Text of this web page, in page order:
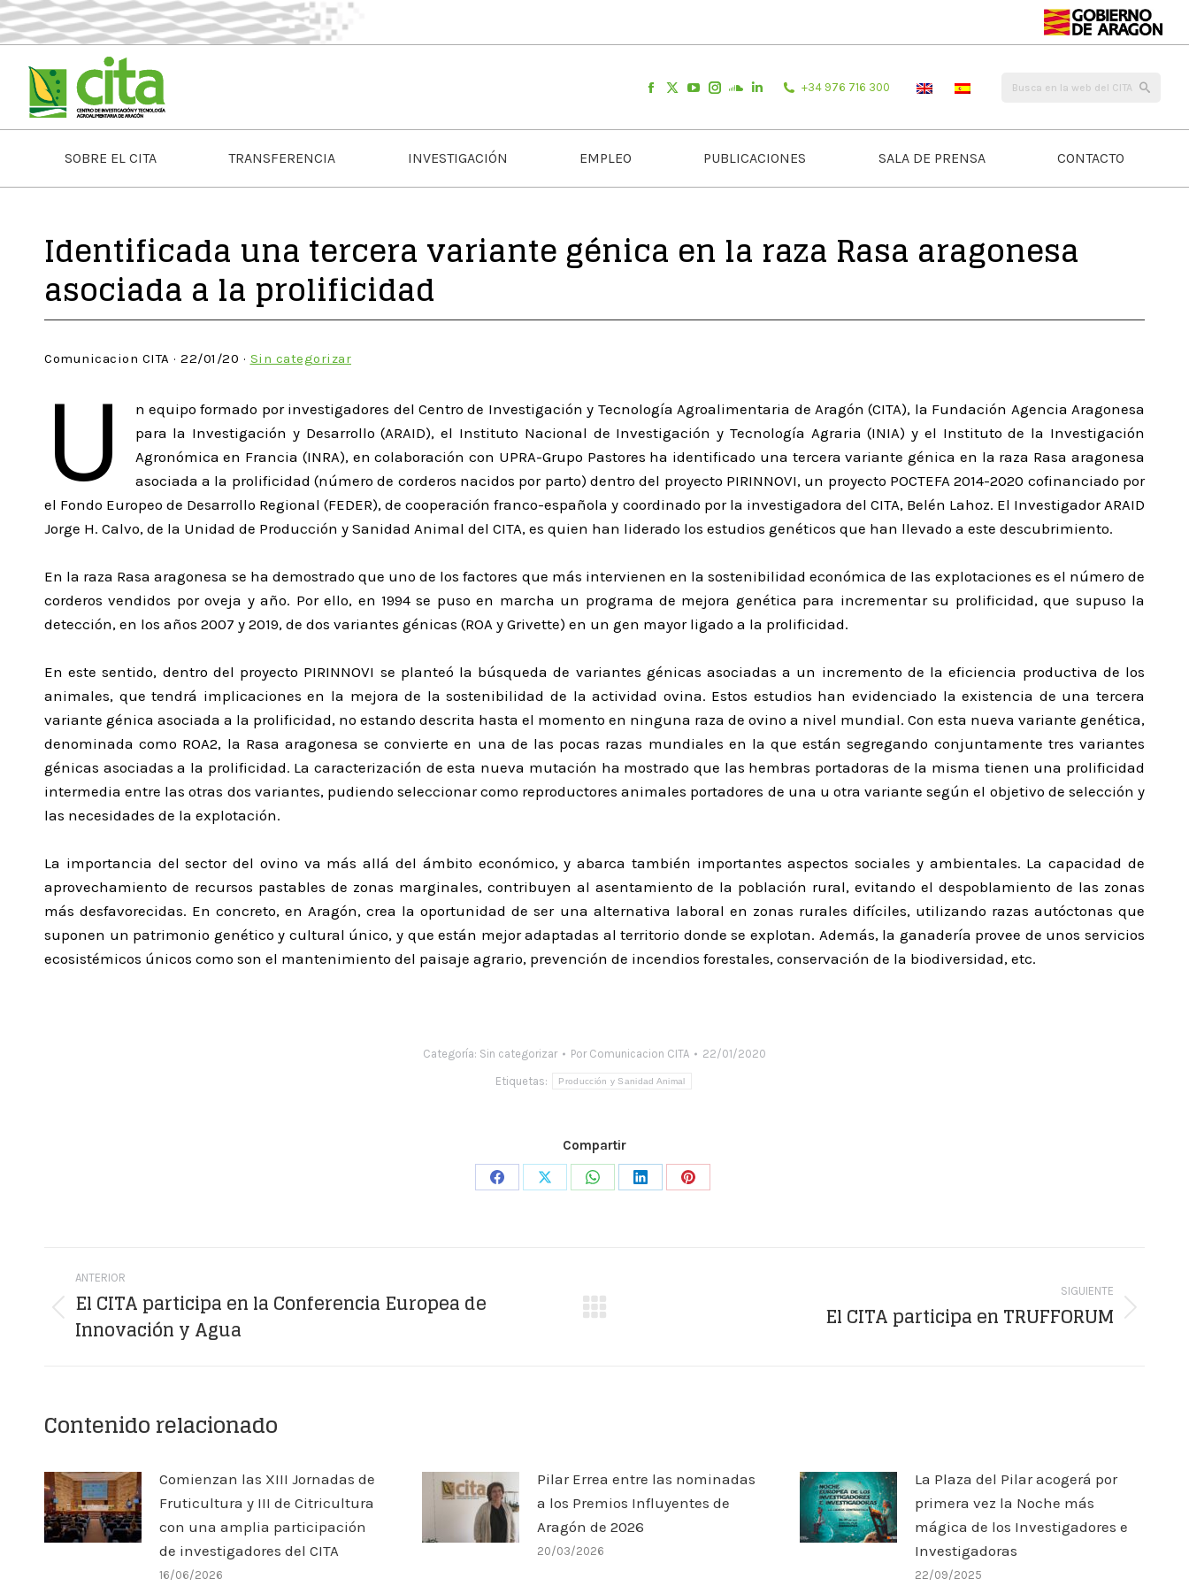
+34 976 716 300
SOBRE EL CITA TRANSFERENCIA INVESTIGACIÓN EMPLEO PUBLICACIONES SALA DE PRENSA CONTACTO
Identificada una tercera variante génica en la raza Rasa aragonesa
asociada a la prolificidad
Comunicacion CITA · 22/01/20 · Sin categorizar
U
n equipo formado por investigadores del Centro de Investigación y Tecnología Agroalimentaria de Aragón (CITA), la Fundación Agencia Aragonesa
para la Investigación y Desarrollo (ARAID), el Instituto Nacional de Investigación y Tecnología Agraria (INIA) y el Instituto de la Investigación
Agronómica en Francia (INRA), en colaboración con UPRA-Grupo Pastores ha identificado una tercera variante génica en la raza Rasa aragonesa
asociada a la prolificidad (número de corderos nacidos por parto) dentro del proyecto PIRINNOVI, un proyecto POCTEFA 2014-2020 cofinanciado por
el Fondo Europeo de Desarrollo Regional (FEDER), de cooperación franco-española y coordinado por la investigadora del CITA, Belén Lahoz. El Investigador ARAID
Jorge H. Calvo, de la Unidad de Producción y Sanidad Animal del CITA, es quien han liderado los estudios genéticos que han llevado a este descubrimiento.
En la raza Rasa aragonesa se ha demostrado que uno de los factores que más intervienen en la sostenibilidad económica de las explotaciones es el número de
corderos vendidos por oveja y año. Por ello, en 1994 se puso en marcha un programa de mejora genética para incrementar su prolificidad, que supuso la
detección, en los años 2007 y 2019, de dos variantes génicas (ROA y Grivette) en un gen mayor ligado a la prolificidad.
En este sentido, dentro del proyecto PIRINNOVI se planteó la búsqueda de variantes génicas asociadas a un incremento de la eficiencia productiva de los
animales, que tendrá implicaciones en la mejora de la sostenibilidad de la actividad ovina. Estos estudios han evidenciado la existencia de una tercera
variante génica asociada a la prolificidad, no estando descrita hasta el momento en ninguna raza de ovino a nivel mundial. Con esta nueva variante genética,
denominada como ROA2, la Rasa aragonesa se convierte en una de las pocas razas mundiales en la que están segregando conjuntamente tres variantes
génicas asociadas a la prolificidad. La caracterización de esta nueva mutación ha mostrado que las hembras portadoras de la misma tienen una prolificidad
intermedia entre las otras dos variantes, pudiendo seleccionar como reproductores animales portadores de una u otra variante según el objetivo de selección y
las necesidades de la explotación.
La importancia del sector del ovino va más allá del ámbito económico, y abarca también importantes aspectos sociales y ambientales. La capacidad de
aprovechamiento de recursos pastables de zonas marginales, contribuyen al asentamiento de la población rural, evitando el despoblamiento de las zonas
más desfavorecidas. En concreto, en Aragón, crea la oportunidad de ser una alternativa laboral en zonas rurales difíciles, utilizando razas autóctonas que
suponen un patrimonio genético y cultural único, y que están mejor adaptadas al territorio donde se explotan. Además, la ganadería provee de unos servicios
ecosistémicos únicos como son el mantenimiento del paisaje agrario, prevención de incendios forestales, conservación de la biodiversidad, etc.
Categoría: Sin categorizar Por Comunicacion CITA 22/01/2020
Etiquetas: Producción y Sanidad Animal
Compartir
Share
Share
Share
Share
Share
Navegación
entre
publicaciones
ANTERIOR
Publicación
anterior:
El CITA participa en la Conferencia Europea de
Innovación y Agua
SIGUIENTE
El CITA participa en TRUFFORUM
Contenido relacionado
Comienzan las XIII Jornadas de
Fruticultura y III de Citricultura
con una amplia participación
de investigadores del CITA
16/06/2026
Pilar Errea entre las nominadas
a los Premios Influyentes de
Aragón de 2026
20/03/2026
La Plaza del Pilar acogerá por
primera vez la Noche más
mágica de los Investigadores e
Investigadoras
22/09/2025